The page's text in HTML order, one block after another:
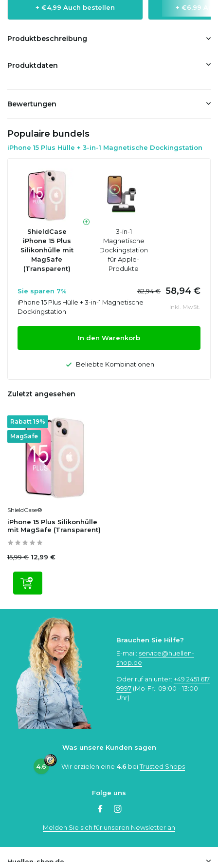
+ €4,99 Auch bestellen + €6,99
Produktbeschreibung
Produktdaten
Bewertungen
Populaire bundels
iPhone 15 Plus Hülle + 3-in-1 Magnetische Dockingstation
ShieldCase
iPhone 15 Plus
Silikonhülle mit
MagSafe
(Transparent)
3-in-1
Magnetische
Dockingstation
für Apple-
Produkte
Sie sparen 7% 62,94 € 58,94 €
iPhone 15 Plus Hülle + 3-in-1 Magnetische
Dockingstation
Inkl. MwSt.
In den Warenkorb
Beliebte Kombinationen
Zuletzt angesehen
MagSafe
Rabatt 19%
ShieldCase®
iPhone 15 Plus Silikonhülle
mit MagSafe (Transparent)
15,99 € 12,99 €
Brauchen Sie Hilfe?
E-mail: service@huellen-
shop.de
Oder ruf an unter: +49 2451 617
9997 (Mo-Fr.: 09:00 - 13:00
Uhr)
Was unsere Kunden sagen
4.6 Wir erzielen eine 4.6 beiTrusted Shops
Folge uns
Melden Sie sich für unseren Newsletter an